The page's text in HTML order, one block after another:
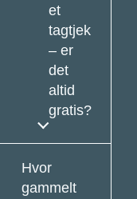
et
tagtjek
– er
det
altid
gratis?
Hvor
gammelt